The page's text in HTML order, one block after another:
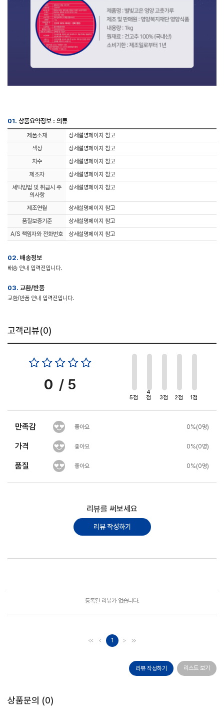
01. 상품요약정보 : 의류
제품소재
상세설명페이지 참고
색상
상세설명페이지 참고
치수
상세설명페이지 참고
제조자
상세설명페이지 참고
세탁방법 및 취급시 주
의사항
상세설명페이지 참고
제조연월
상세설명페이지 참고
품질보증기준
상세설명페이지 참고
A/S 책임자와 전화번호
상세설명페이지 참고
02. 배송정보
배송 안내 입력전입니다.
03. 교환/반품
교환/반품 안내 입력전입니다.
고객리뷰(0)
0 / 5
5점
4
점
3점 2점 1점
만족감 좋아요 0%(0명)
가격 좋아요 0%(0명)
품질 좋아요 0%(0명)
리뷰를 써보세요
리뷰 작성하기
등록된 리뷰가 없습니다.
1
리뷰 작성하기 리스트 보기
상품문의 (0)